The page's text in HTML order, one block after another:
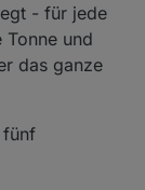
- für jede
und
das ganze
fünf